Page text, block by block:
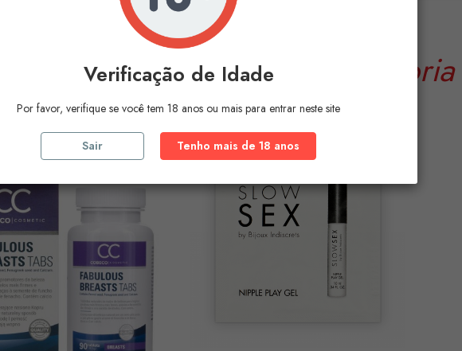
Produtos NaMesma Categoria
Verificação de Idade
Por favor, verifique se você tem 18 anos ou mais para entrar neste site
Sair Tenho mais de 18 anos